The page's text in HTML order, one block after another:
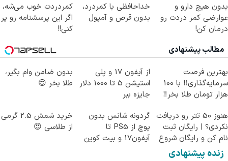
بدون هیچ دارو و
عوارضی کمر دردت رو
درمان کن!
خداحافظی با کمردرد،
بدون قرص و آمپول
کمردردت خوب می‌شه،
اگر این پرسشنامه رو پر
کنی!!
مطالب پیشنهادی
بهترین فرصت
سرمایه‌گذاری‼️ با 100
هزار تومان طلا بخر‼️
از آیفون 17 و پلی
استیشن 5 تا 1000 دلار
جایزه ببر
بدون ضامن وام بگیر،
طلا بخر 😍
هنوز 50 تتر رو دریافت
نکردی؟ | رایگان ثبت
نام کن و رایگان شروع
کن!
گردونه شانس بدون
پوچ از PS5 تا
آیفون17 و بیت کوین
خرید شمش 2.5 گرمی
از طلاسی 😍
زنده پیشنهادی